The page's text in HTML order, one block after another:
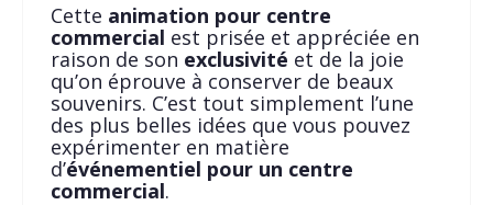
Cette animation pour centre
commercial est prisée et appréciée en
raison de son exclusivité et de la joie
qu’on éprouve à conserver de beaux
souvenirs. C’est tout simplement l’une
des plus belles idées que vous pouvez
expérimenter en matière
d’événementiel pour un centre
commercial.